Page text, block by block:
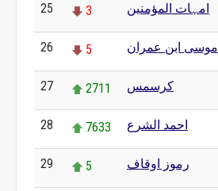
25 3 امہات المؤمنین
26 5 موسی ابن عمران
27 2711 کرسمس
28 7633 احمد الشرع
29 5 رموز اوقاف